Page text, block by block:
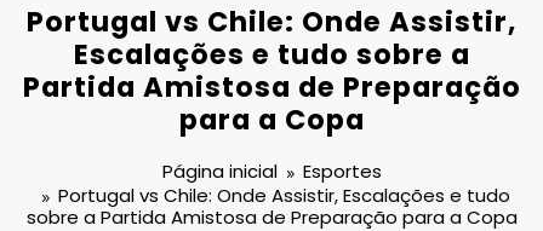
Portugal vs Chile: Onde Assistir,
Escalações e tudo sobre a
Partida Amistosa de Preparação
para a Copa
Página inicial
Esportes
Portugal vs Chile: Onde Assistir, Escalações e tudo
sobre a Partida Amistosa de Preparação para a Copa